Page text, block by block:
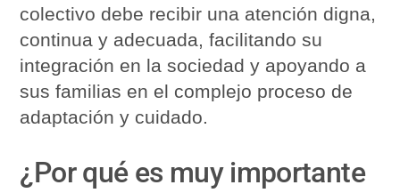
colectivo debe recibir una atención digna,
continua y adecuada, facilitando su
integración en la sociedad y apoyando a
sus familias en el complejo proceso de
adaptación y cuidado.
¿Por qué es muy importante